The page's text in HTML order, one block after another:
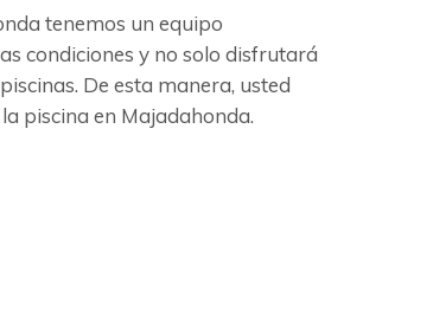
tenemos un equipo
condiciones y no solo disfrutará
De esta manera, usted
piscina en Majadahonda.